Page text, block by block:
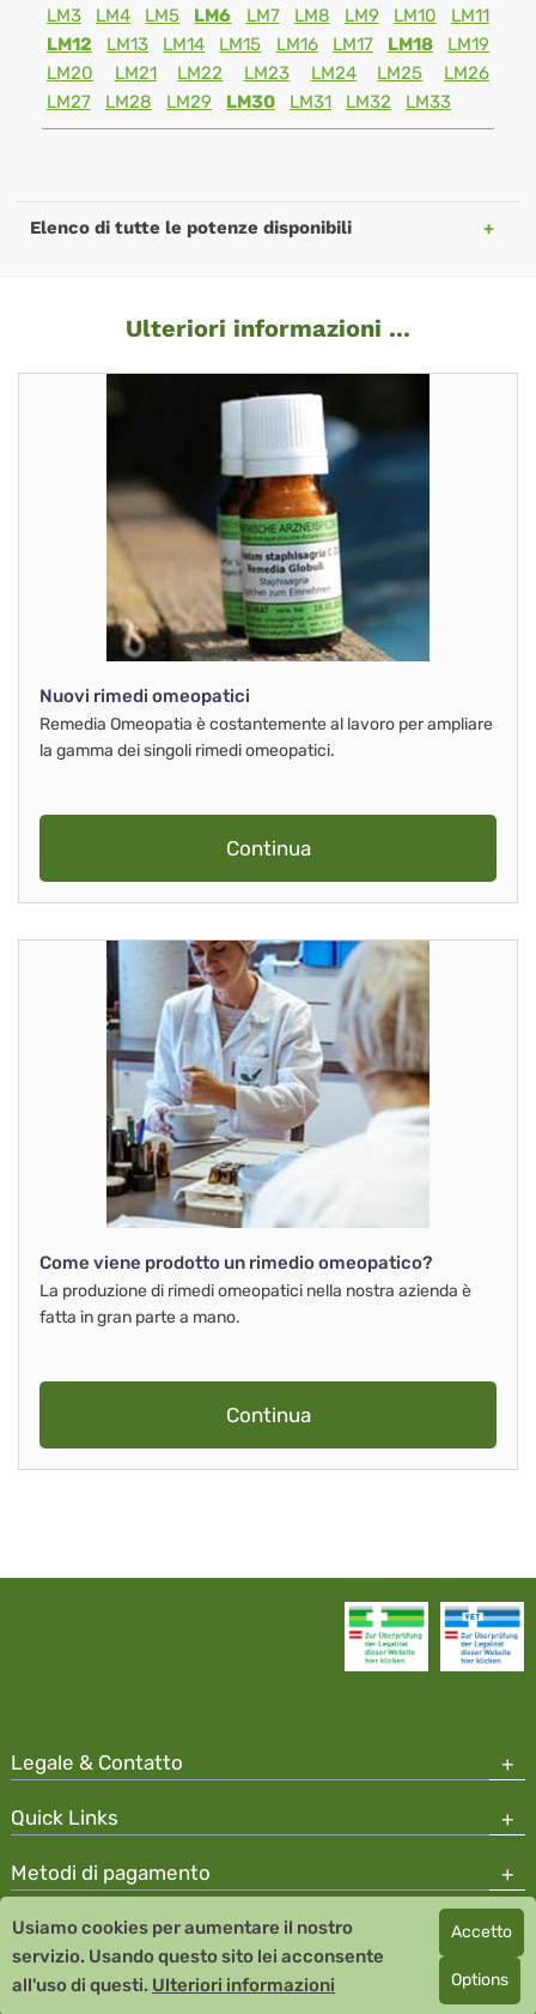
LM3
LM4 LM5 LM6 LM7 LM8 LM9 LM10
LM11
LM12
LM13 LM14 LM15 LM16 LM17 LM18
LM19
LM20
LM21 LM22 LM23 LM24 LM25
LM26
LM27
LM28 LM29 LM30 LM31 LM32 LM33
Elenco di tutte le potenze disponibili
Ulteriori informazioni ...
Nuovi rimedi omeopatici
Remedia Omeopatia è costantemente al lavoro per ampliare
la gamma dei singoli rimedi omeopatici.
Continua
Come viene prodotto un rimedio omeopatico?
La produzione di rimedi omeopatici nella nostra azienda è
fatta in gran parte a mano.
Continua
Legale & Contatto
Quick Links
Metodi di pagamento
Copyright © 2026 Team Santé Salvator Apotheke
Remedia Homeopathy GmbH GMP certified pharmaceutical
manufacturer
Usiamo cookies per aumentare il nostro
servizio. Usando questo sito lei acconsente
all'uso di questi. Ulteriori informazioni
Accetto
Options